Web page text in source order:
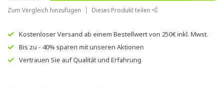
Zum Vergleich hinzufügen Dieses Produkt teilen
Kostenloser Versand ab einem Bestellwert von 250€inkl. Mwst.
Bis zu - 40% sparen mit unseren Aktionen
Vertrauen Sie aufQualität und Erfahrung